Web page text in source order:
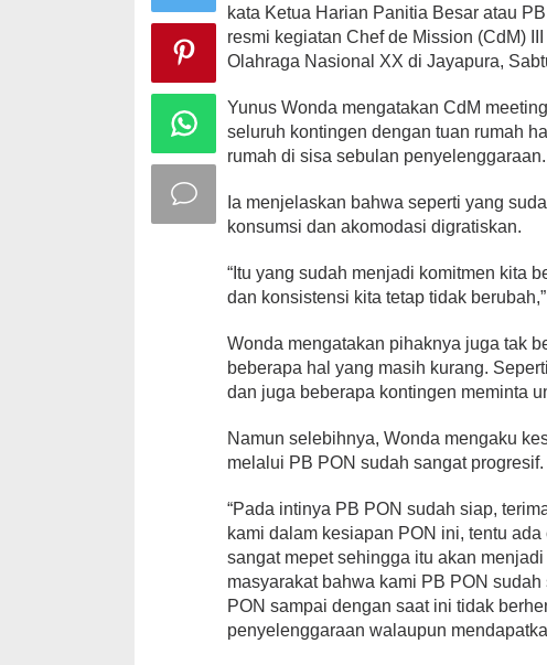
kata Ketua Harian Panitia Besar atau
resmi kegiatan Chef de Mission (CdM)
Olahraga Nasional XX di Jayapura,
Yunus Wonda mengatakan CdM
seluruh kontingen dengan tuan rumah
rumah di sisa sebulan penyelenggaraan.
Ia menjelaskan bahwa seperti yang
konsumsi dan akomodasi digratiskan.
“Itu yang sudah menjadi komitmen kita
dan konsistensi kita tetap tidak
Wonda mengatakan pihaknya juga tak
beberapa hal yang masih kurang.
dan juga beberapa kontingen meminta
Namun selebihnya, Wonda mengaku
melalui PB PON sudah sangat progresif.
“Pada intinya PB PON sudah siap,
kami dalam kesiapan PON ini, tentu
sangat mepet sehingga itu akan
masyarakat bahwa kami PB PON
PON sampai dengan saat ini tidak
penyelenggaraan walaupun